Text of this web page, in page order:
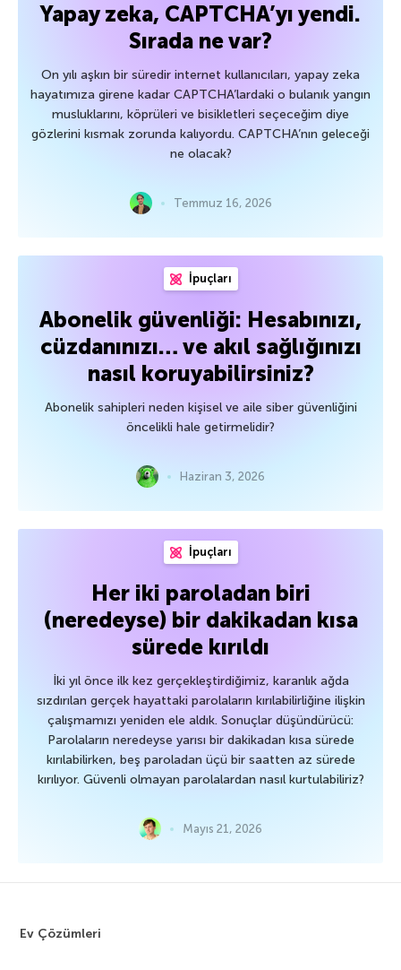
Yapay zeka, CAPTCHA’yı yendi.
Sırada ne var?
On yılı aşkın bir süredir internet kullanıcıları, yapay zeka
hayatımıza girene kadar CAPTCHA’lardaki o bulanık yangın
musluklarını, köprüleri ve bisikletleri seçeceğim diye
gözlerini kısmak zorunda kalıyordu. CAPTCHA’nın geleceği
ne olacak?
Temmuz 16, 2026
İpuçları
Abonelik güvenliği: Hesabınızı,
cüzdanınızı… ve akıl sağlığınızı
nasıl koruyabilirsiniz?
Abonelik sahipleri neden kişisel ve aile siber güvenliğini
öncelikli hale getirmelidir?
Haziran 3, 2026
İpuçları
Her iki paroladan biri
(neredeyse) bir dakikadan kısa
sürede kırıldı
İki yıl önce ilk kez gerçekleştirdiğimiz, karanlık ağda
sızdırılan gerçek hayattaki parolaların kırılabilirliğine ilişkin
çalışmamızı yeniden ele aldık. Sonuçlar düşündürücü:
Parolaların neredeyse yarısı bir dakikadan kısa sürede
kırılabilirken, beş paroladan üçü bir saatten az sürede
kırılıyor. Güvenli olmayan parolalardan nasıl kurtulabiliriz?
Mayıs 21, 2026
Ev Çözümleri